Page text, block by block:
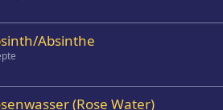
Absinthe
(Rose Water)